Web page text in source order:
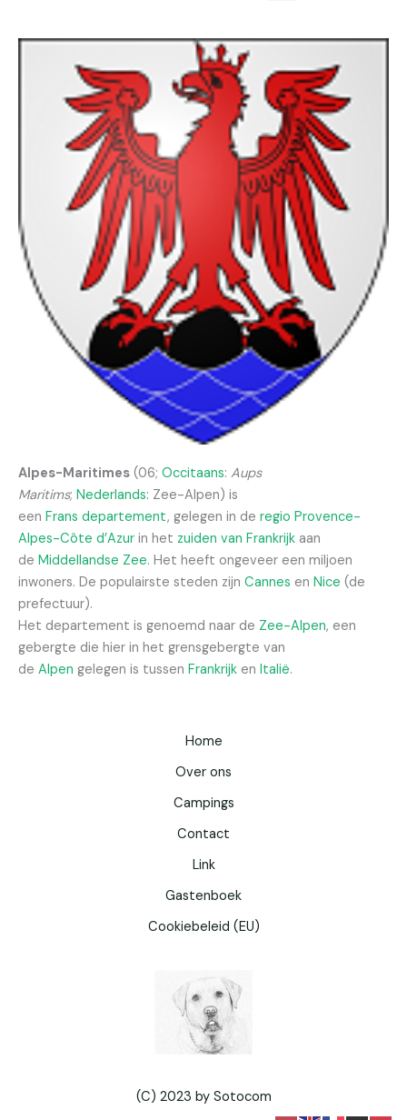
Alpes-Maritimes (06; Occitaans: Aups
Maritims; Nederlands: Zee-Alpen) is
een Frans departement, gelegen in de regio Provence-
Alpes-Côte d’Azur in het zuiden van Frankrijk aan
de Middellandse Zee. Het heeft ongeveer een miljoen
inwoners. De populairste steden zijn Cannes en Nice (de
prefectuur).
Het departement is genoemd naar de Zee-Alpen, een
gebergte die hier in het grensgebergte van
de Alpen gelegen is tussen Frankrijk en Italië.
Home
Over ons
Campings
Contact
Link
Gastenboek
Cookiebeleid (EU)
(C) 2023 by Sotocom